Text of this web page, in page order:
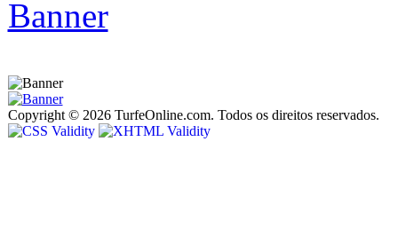
Copyright © 2026 TurfeOnline.com. Todos os direitos reservados.